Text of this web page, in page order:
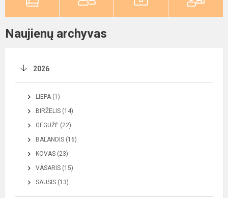
Naujienų archyvas
2026
LIEPA (1)
BIRŽELIS (14)
GEGUŽĖ (22)
BALANDIS (16)
KOVAS (23)
VASARIS (15)
SAUSIS (13)